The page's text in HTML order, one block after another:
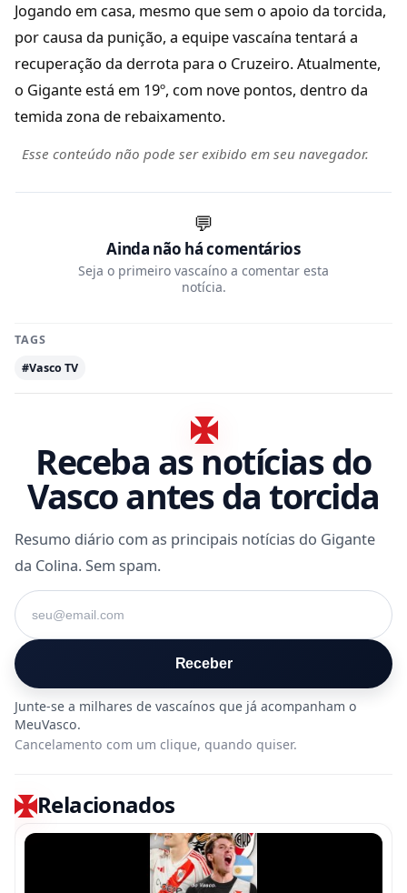
Jogando em casa, mesmo que sem o apoio da torcida,
por causa da punição, a equipe vascaína tentará a
recuperação da derrota para o Cruzeiro. Atualmente,
o Gigante está em 19º, com nove pontos, dentro da
temida zona de rebaixamento.
Esse conteúdo não pode ser exibido em seu navegador.
💬
Ainda não há comentários
Seja o primeiro vascaíno a comentar esta
notícia.
TAGS
#Vasco TV
Receba as notícias do
Vasco antes da torcida
Resumo diário com as principais notícias do Gigante
da Colina. Sem spam.
Seu e-mail
Receber
Cancelamento com um clique, quando quiser.
Relacionados